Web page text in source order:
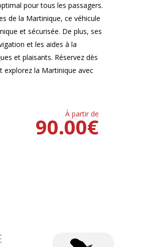
pour tous les passagers.
de la Martinique, ce véhicule
et sécurisée. De plus, ses
et les aides à la
et plaisants. Réservez dès
explorez la Martinique avec
À partir de
€
90.00